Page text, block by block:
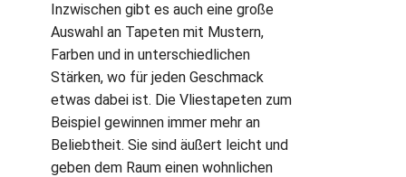
Inzwischen gibt es auch eine große
Auswahl an Tapeten mit Mustern,
Farben und in unterschiedlichen
Stärken, wo für jeden Geschmack
etwas dabei ist. Die Vliestapeten zum
Beispiel gewinnen immer mehr an
Beliebtheit. Sie sind äußert leicht und
geben dem Raum einen wohnlichen